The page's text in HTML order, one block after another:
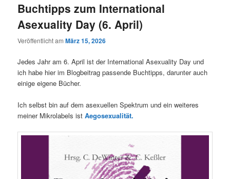
Buchtipps zum International
Asexuality Day (6. April)
Veröffentlicht amMärz 15, 2026
Jedes Jahr am 6. April ist der International Asexuality Day und
ich habe hier im Blogbeitrag passende Buchtipps, darunter auch
einige eigene Bücher.
Ich selbst bin auf dem asexuellen Spektrum und ein weiteres
meiner Mikrolabels istAegosexualität.